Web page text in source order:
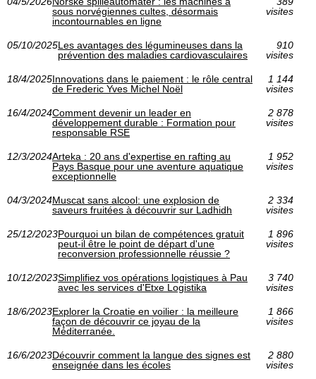
sous norvégiennes cultes, désormais
incontournables en ligne
visites
05/10/2025Les avantages des légumineuses dans la
prévention des maladies cardiovasculaires
910
visites
18/4/2025Innovations dans le paiement : le rôle central
de Frederic Yves Michel Noël
1 144
visites
16/4/2024Comment devenir un leader en
développement durable : Formation pour
responsable RSE
2 878
visites
12/3/2024Arteka : 20 ans d'expertise en rafting au
Pays Basque pour une aventure aquatique
exceptionnelle
1 952
visites
04/3/2024Muscat sans alcool: une explosion de
saveurs fruitées à découvrir sur Ladhidh
2 334
visites
25/12/2023Pourquoi un bilan de compétences gratuit
peut-il être le point de départ d'une
reconversion professionnelle réussie ?
1 896
visites
10/12/2023Simplifiez vos opérations logistiques à Pau
avec les services d'Etxe Logistika
3 740
visites
18/6/2023Explorer la Croatie en voilier : la meilleure
façon de découvrir ce joyau de la
Méditerranée.
1 866
visites
16/6/2023Découvrir comment la langue des signes est
enseignée dans les écoles
2 880
visites